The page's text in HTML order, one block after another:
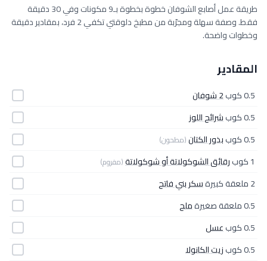
طريقة عمل أصابع الشوفان خطوة بخطوة بـ9 مكونات وفي 30 دقيقة
فقط. وصفة سهلة ومجرّبة من مطبخ دلوقتي تكفي 2 فرد، بمقادير دقيقة
وخطوات واضحة.
المقادير
0.5 كوب
2 شوفان
0.5 كوب
شرائح اللوز
0.5 كوب
بذور الكتان(مطحون)
1 كوب رقائق الشوكولاتة أو شوكولاتة(مفروم)
2 ملعقة كبيرة
سكر بني فاتح
0.5 ملعقة صغيرة
ملح
0.5 كوب
عسل
0.5 كوب
زيت الكانولا